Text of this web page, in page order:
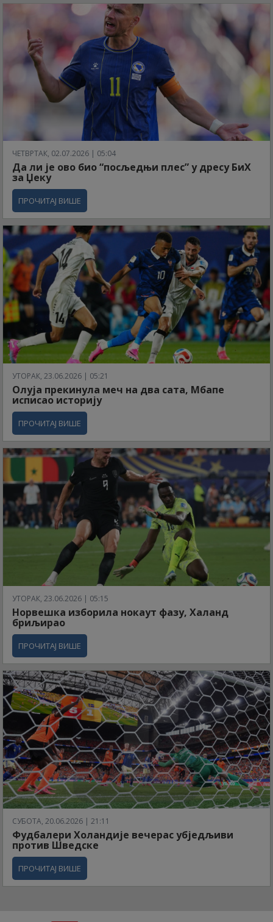
ЧЕТВРТАК, 02.07.2026 | 05:04
Да ли је ово био “посљедњи плес” у дресу БиХ
за Џеку
ПРОЧИТАЈ ВИШЕ
УТОРАК, 23.06.2026 | 05:21
Олуја прекинула меч на два сата, Мбапе
исписао историју
ПРОЧИТАЈ ВИШЕ
УТОРАК, 23.06.2026 | 05:15
Норвешка изборила нокаут фазу, Халанд
бриљирао
ПРОЧИТАЈ ВИШЕ
СУБОТА, 20.06.2026 | 21:11
Фудбалери Холандије вечерас убједљиви
против Шведске
ПРОЧИТАЈ ВИШЕ